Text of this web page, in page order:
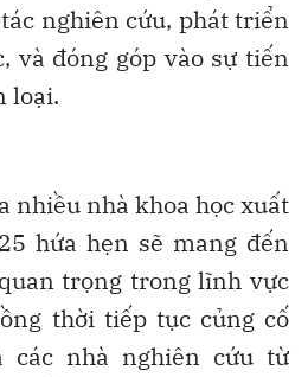
nghiên cứu, phát triển
và đóng góp vào sự tiến
loại.
nhiều nhà khoa học xuất
hứa hẹn sẽ mang đến
trọng trong lĩnh vực
thời tiếp tục củng cố
các nhà nghiên cứu từ